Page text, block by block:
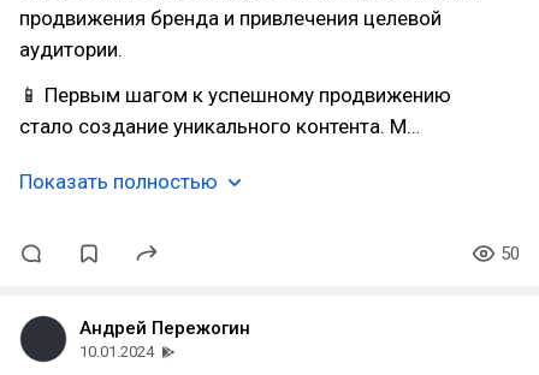
продвижения бренда и привлечения целевой
аудитории.
📱 Первым шагом к успешному продвижению
стало создание уникального контента. М…
Показать полностью
50
Андрей Пережогин
10.01.2024